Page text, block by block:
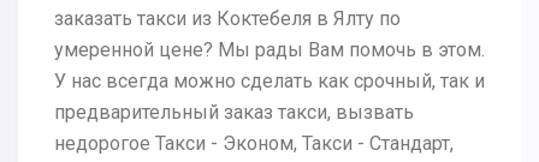
заказать такси из Коктебеля в Ялту по
умеренной цене? Мы рады Вам помочь в этом.
У нас всегда можно сделать как срочный, так и
предварительный заказ такси, вызвать
недорогое Такси - Эконом, Такси - Стандарт,